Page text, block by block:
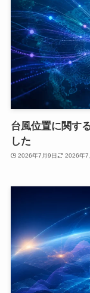
台風位置に関す
した
2026年7月9日 2026年7